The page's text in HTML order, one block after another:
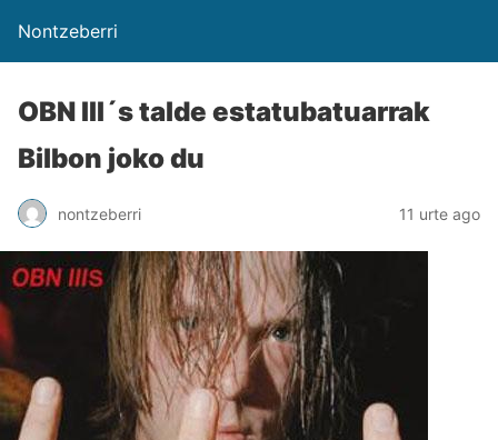
Nontzeberri
OBN III´s talde estatubatuarrak
Bilbon joko du
nontzeberri 11 urte ago